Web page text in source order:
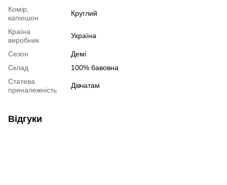
Комір,
капюшон
Круглий
Країна
виробник
Україна
Сезон
Демі
Склад
100% бавовна
Статева
приналежність
Дівчатам
Відгуки